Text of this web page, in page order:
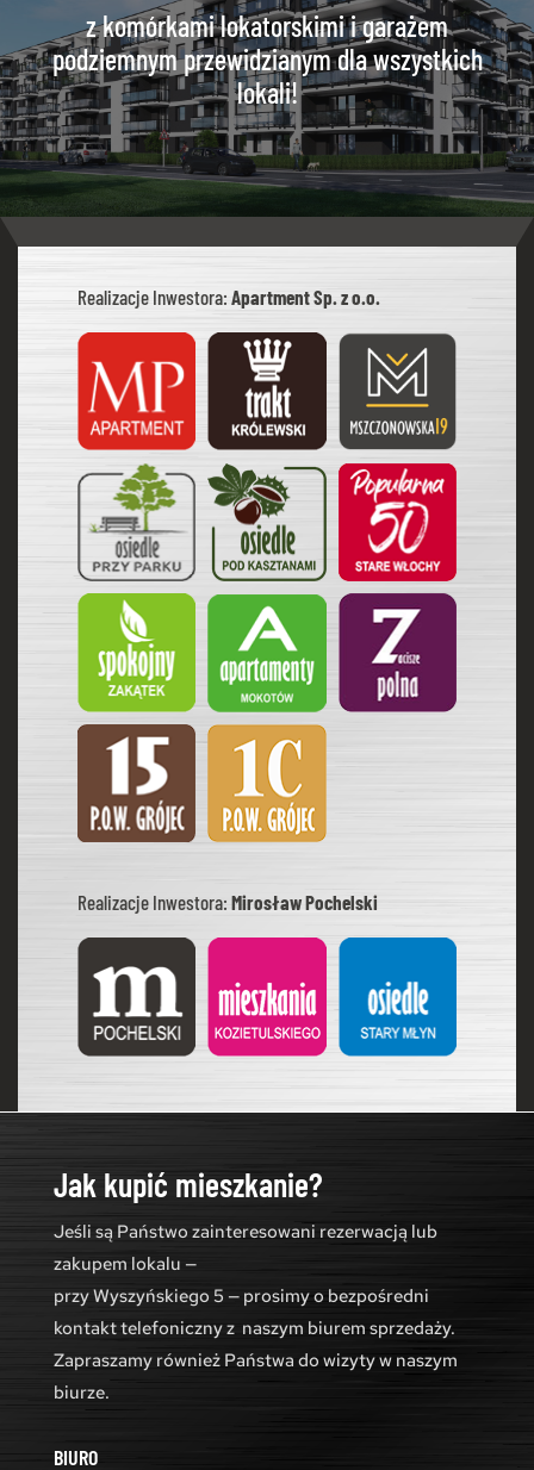
z komórkami lokatorskimi i garażem
podziemnym przewidzianym dla wszystkich
lokali!
Realizacje Inwestora: Apartment Sp. z o.o.
Realizacje Inwestora: Mirosław Pochelski
Jak kupić mieszkanie?
Jeśli są Państwo zainteresowani rezerwacją lub
zakupem lokalu —
przy Wyszyńskiego 5 — prosimy o bezpośredni
kontakt telefoniczny z naszym biurem sprzedaży.
Zapraszamy również Państwa do wizyty w naszym
biurze.
BIURO